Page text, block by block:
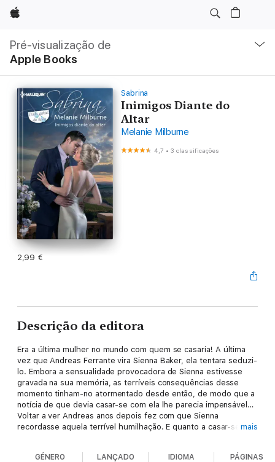
Apple
Pré-visualização de
Apple Books
local
Abrir
menu
Sabrina
Inimigos Diante do
Altar
Melanie Milburne
4,7 •3 classificações
2,99 €
Descrição da editora
Era a última mulher no mundo com quem se casaria! A última
vez que Andreas Ferrante vira Sienna Baker, ela tentara seduzi-
lo. Embora a sensualidade provocadora de Sienna estivesse
gravada na sua memória, as terríveis consequências desse
momento tinham-no atormentado desde então, de modo que a
notícia de que devia casar-se com ela lhe parecia impensável…
Voltar a ver Andreas anos depois fez com que Sienna
recordasse aquela terrível humilhação. E quanto a casar-se
o ódio… as chamas do ódio transformar-se-iam em ondas de
mais
GÉNERO LANÇADO IDIOMA PÁGINAS